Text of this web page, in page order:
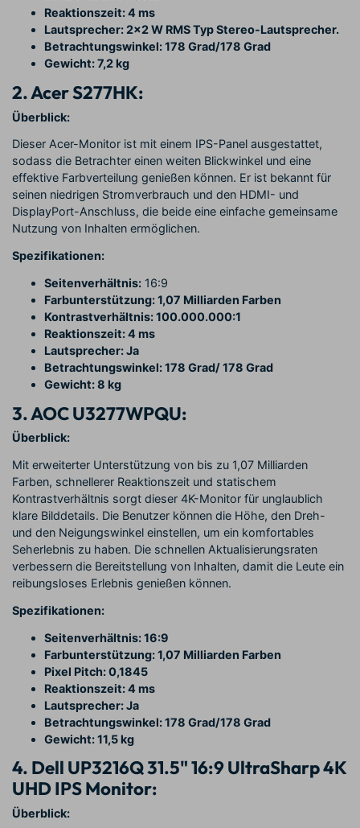
Reaktionszeit: 4 ms
Lautsprecher: 2x2 W RMS Typ Stereo-Lautsprecher.
Betrachtungswinkel: 178 Grad/178 Grad
Gewicht: 7,2 kg
2. Acer S277HK:
Überblick:
Dieser Acer-Monitor ist mit einem IPS-Panel ausgestattet,
sodass die Betrachter einen weiten Blickwinkel und eine
effektive Farbverteilung genießen können. Er ist bekannt für
seinen niedrigen Stromverbrauch und den HDMI- und
DisplayPort-Anschluss, die beide eine einfache gemeinsame
Nutzung von Inhalten ermöglichen.
Spezifikationen:
Seitenverhältnis: 16:9
Farbunterstützung: 1,07 Milliarden Farben
Kontrastverhältnis: 100.000.000:1
Reaktionszeit: 4 ms
Lautsprecher: Ja
Betrachtungswinkel: 178 Grad/ 178 Grad
Gewicht: 8 kg
3. AOC U3277WPQU:
Überblick:
Mit erweiterter Unterstützung von bis zu 1,07 Milliarden
Farben, schnellerer Reaktionszeit und statischem
Kontrastverhältnis sorgt dieser 4K-Monitor für unglaublich
klare Bilddetails. Die Benutzer können die Höhe, den Dreh-
und den Neigungswinkel einstellen, um ein komfortables
Seherlebnis zu haben. Die schnellen Aktualisierungsraten
verbessern die Bereitstellung von Inhalten, damit die Leute ein
reibungsloses Erlebnis genießen können.
Spezifikationen:
Seitenverhältnis: 16:9
Farbunterstützung: 1,07 Milliarden Farben
Pixel Pitch: 0,1845
Reaktionszeit: 4 ms
Lautsprecher: Ja
Betrachtungswinkel: 178 Grad/178 Grad
Gewicht: 11,5 kg
4. Dell UP3216Q 31.5" 16:9 UltraSharp 4K
UHD IPS Monitor:
Überblick: